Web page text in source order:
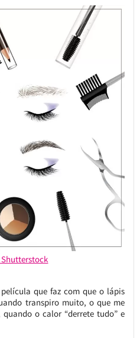
que faz com que o lápis
transpiro muito, o que me
o calor “derrete tudo” e